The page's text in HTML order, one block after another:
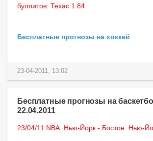
буллитов: Техас 1.84
Бесплатные прогнозы на хоккей
23-04-2011, 13:02
Бесплатные прогнозы на
22.04.2011
23/04/11 NBA. Нью-Йорк - Бостон: Нью-